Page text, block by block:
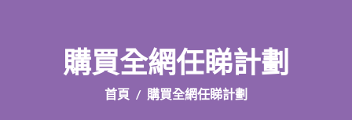
購買全網任睇計劃
首頁 購買全網任睇計劃